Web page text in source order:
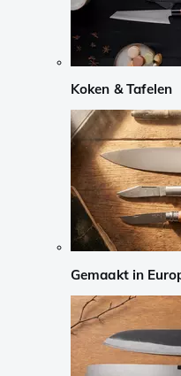
Koken & Tafelen
Gemaakt in